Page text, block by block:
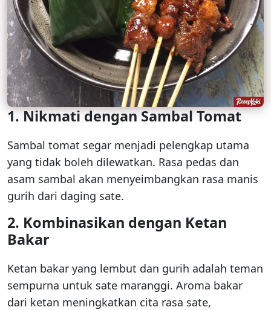
1. Nikmati dengan Sambal Tomat
Sambal tomat segar menjadi pelengkap utama
yang tidak boleh dilewatkan. Rasa pedas dan
asam sambal akan menyeimbangkan rasa manis
gurih dari daging sate.
2. Kombinasikan dengan Ketan
Bakar
Ketan bakar yang lembut dan gurih adalah teman
sempurna untuk sate maranggi. Aroma bakar
dari ketan meningkatkan cita rasa sate,